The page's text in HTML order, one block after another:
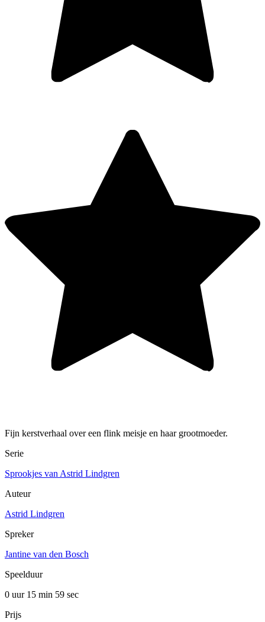
Fijn kerstverhaal over een flink meisje en haar grootmoeder.
Serie
Sprookjes van Astrid Lindgren
Auteur
Astrid Lindgren
Spreker
Jantine van den Bosch
Speelduur
0 uur 15 min 59 sec
Prijs